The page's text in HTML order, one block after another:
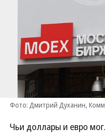
Фото: Дмитрий Духанин,
Чьи доллары и евро